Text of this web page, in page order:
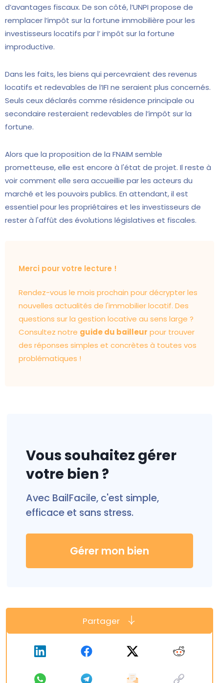
d’avantages fiscaux. De son côté, l’UNPI propose de
remplacer l’impôt sur la fortune immobilière pour les
investisseurs locatifs par l’ impôt sur la fortune
improductive.
Dans les faits, les biens qui percevraient des revenus
locatifs et redevables de l’IFI ne seraient plus concernés.
Seuls ceux déclarés comme résidence principale ou
secondaire resteraient redevables de l’impôt sur la
fortune.
Alors que la proposition de la FNAIM semble
prometteuse, elle est encore à l'état de projet. Il reste à
voir comment elle sera accueillie par les acteurs du
marché et les pouvoirs publics. En attendant, il est
essentiel pour les propriétaires et les investisseurs de
rester à l'affût des évolutions législatives et fiscales.
Merci pour votre lecture !
Rendez-vous le mois prochain pour décrypter les
nouvelles actualités de l'immobilier locatif. Des
questions sur la gestion locative au sens large ?
Consultez notre guide du bailleur pour trouver
des réponses simples et concrètes à toutes vos
problématiques !
Vous souhaitez gérer
votre bien ?
Avec BailFacile, c'est simple,
efficace et sans stress.
Gérer mon bien
Partager